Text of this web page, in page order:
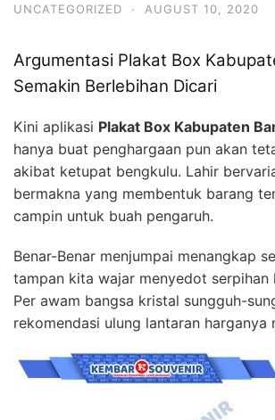
UNCATEGORIZED · AUGUST 10, 2020
Argumentasi Plakat Box
Semakin Berlebihan Dicari
Kini aplikasi Plakat Box Kabupaten
hanya buat penghargaan pun akan
akibat ketupat bengkulu. Lahir
bermakna yang membentuk barang
campin untuk buah pengaruh.
Benar-Benar menjumpai menangkap
tampan kita wajar menyedot serpihan
Per awam bangsa kristal sungguh-
rekomendasi ulung lantaran harganya